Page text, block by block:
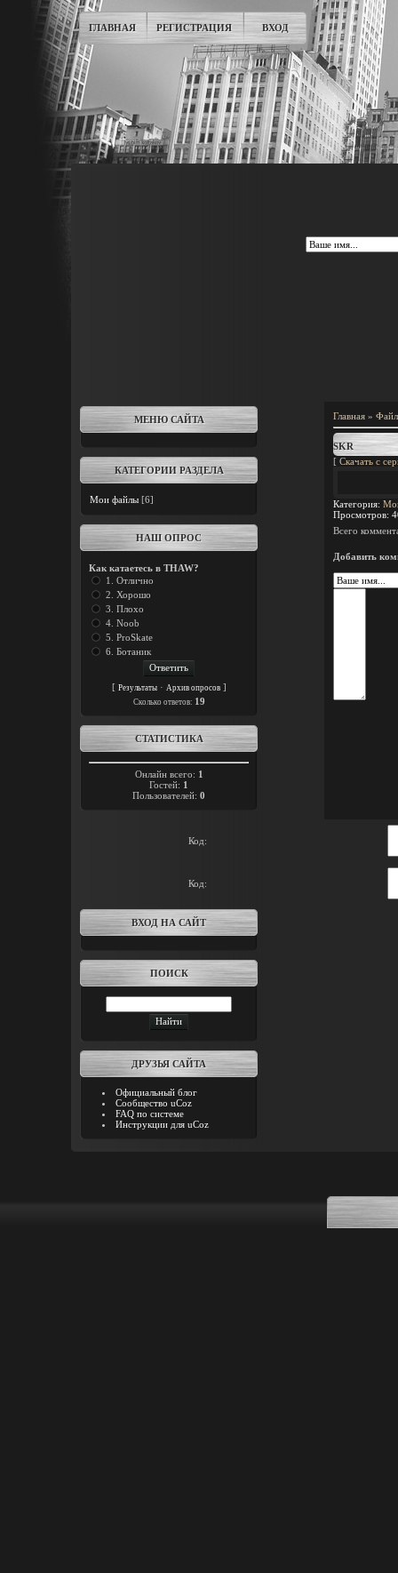
ГЛАВНАЯ РЕГИСТРАЦИЯ ВХОД
МЕНЮ САЙТА
КАТЕГОРИИ РАЗДЕЛА
Мои файлы [6]
НАШ ОПРОС
Как катаетесь в THAW?
1. Отлично
2. Хорошо
3. Плохо
4. Noob
5. ProSkate
6. Ботаник
[ Результаты· Архив опросов]
Cколько ответов: 19
СТАТИСТИКА
Онлайн всего: 1
Гостей: 1
Пользователей: 0
Главная »
SKR
[ Скачать с
Категория:
Просмотров:
Всего
Добавить
Код:
Код:
ВХОД НА САЙТ
ПОИСК
ДРУЗЬЯ САЙТА
Официальный блог
Сообщество uCoz
FAQ по системе
Инструкции для uCoz